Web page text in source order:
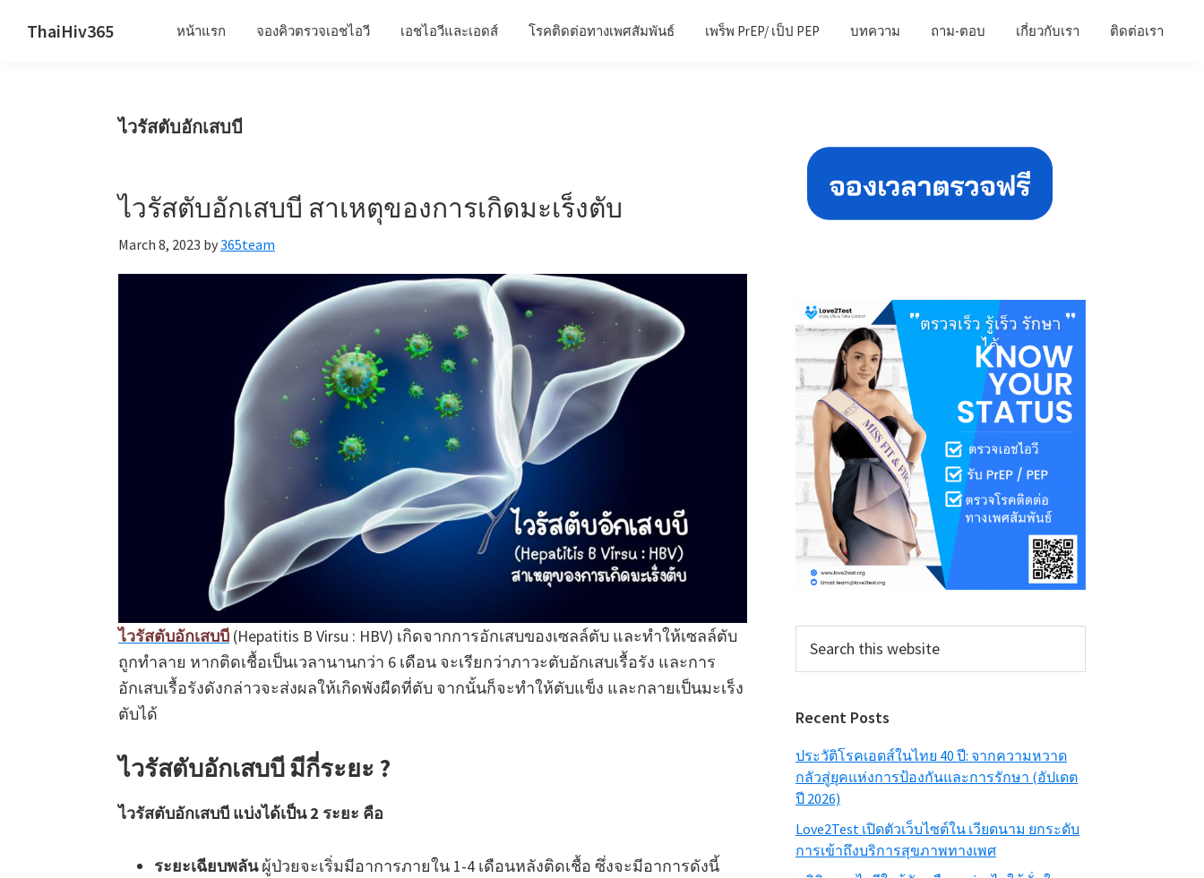
ThaiHiv365 หน้าแรก จองคิวตรวจเอชไอวี เอชไอวีและเอดส์ โรคติดต่อทางเพศสัมพันธ์ เพร็พ PrEP/ เป็ป PEP บทความ ถาม-ตอบ เกี่ยวกับเรา ติดต่อเรา
ไวรัสตับอักเสบบี
ไวรัสตับอักเสบบี สาเหตุของการเกิดมะเร็งตับ
March 8, 2023 by365team
ไวรัสตับอักเสบบี (Hepatitis B Virsu : HBV) เกิดจากการอักเสบของเซลล์ตับ และทำให้เซลล์ตับ
ถูกทำลาย หากติดเชื้อเป็นเวลานานกว่า 6 เดือน จะเรียกว่าภาวะตับอักเสบเรื้อรัง และการ
อักเสบเรื้อรังดังกล่าวจะส่งผลให้เกิดพังผืดที่ตับ จากนั้นก็จะทำให้ตับแข็ง และกลายเป็นมะเร็ง
ตับได้
ไวรัสตับอักเสบบี มีกี่ระยะ ?
ไวรัสตับอักเสบบี แบ่งได้เป็น 2 ระยะ คือ
ระยะเฉียบพลันผู้ป่วยจะเริ่มมีอาการภายใน 1-4 เดือนหลังติดเชื้อ ซึ่งจะมีอาการดังนี้
Sidebar
this
Recent Posts
ประวัติโรคเอดส์ในไทย 40 ปี: จากความหวาด
กลัวสู่ยุคแห่งการป้องกันและการรักษา (อัปเดต
ปี 2026)
Love2Test เปิดตัวเว็บไซต์ใน เวียดนาม ยกระดับ
การเข้าถึงบริการสุขภาพทางเพศ